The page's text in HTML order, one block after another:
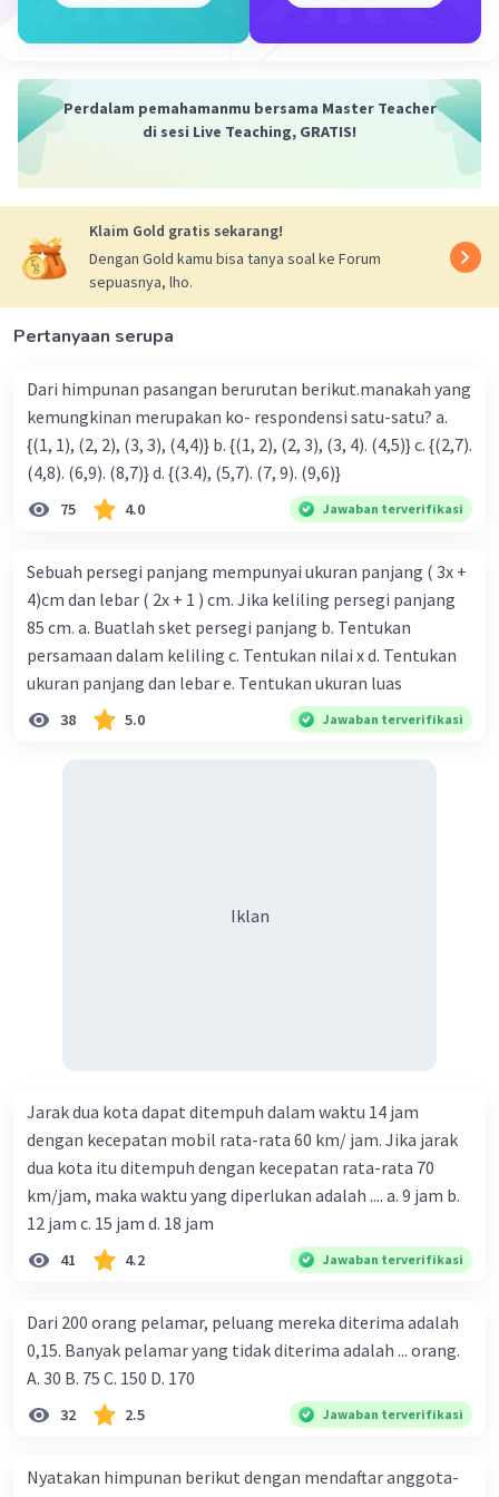
Beri Rating·0.0(0) Balas
Iklan
Perdalam pemahamanmu bersama Master Teacher
di sesi Live Teaching, GRATIS!
Klaim Gold gratis sekarang!
Dengan Gold kamu bisa tanya soal ke Forum
sepuasnya, lho.
Pertanyaan serupa
Dari himpunan pasangan berurutan berikut.manakah yang
kemungkinan merupakan ko- respondensi satu-satu? a.
{(1, 1), (2, 2), (3, 3), (4,4)} b. {(1, 2), (2, 3), (3, 4). (4,5)} c. {(2,7).
(4,8). (6,9). (8,7)} d. {(3.4), (5,7). (7, 9). (9,6)}
75 4.0 Jawaban terverifikasi
Sebuah persegi panjang mempunyai ukuran panjang ( 3x +
4)cm dan lebar ( 2x + 1 ) cm. Jika keliling persegi panjang
85 cm. a. Buatlah sket persegi panjang b. Tentukan
persamaan dalam keliling c. Tentukan nilai x d. Tentukan
ukuran panjang dan lebar e. Tentukan ukuran luas
38 5.0 Jawaban terverifikasi
Iklan
Jarak dua kota dapat ditempuh dalam waktu 14 jam
dengan kecepatan mobil rata-rata 60 km/ jam. Jika jarak
dua kota itu ditempuh dengan kecepatan rata-rata 70
km/jam, maka waktu yang diperlukan adalah .... a. 9 jam b.
12 jam c. 15 jam d. 18 jam
41 4.2 Jawaban terverifikasi
Dari 200 orang pelamar, peluang mereka diterima adalah
0,15. Banyak pelamar yang tidak diterima adalah ... orang.
A. 30 B. 75 C. 150 D. 170
32 2.5 Jawaban terverifikasi
Nyatakan himpunan berikut dengan mendaftar anggota-